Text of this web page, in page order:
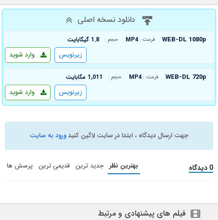
دانلود نسخه اصلی
WEB-DL 1080p فرمت : MP4 حجم : 1.8 گیگابایت
وارد شوید زیرنویس
WEB-DL 720p فرمت : MP4 حجم : 1,011 مگابایت
وارد شوید زیرنویس
جهت ارسال دیدگاه ، ابتدا در سایت لاگین کنیدورود به سایت
0 دیدگاه بهترین نظر جدید ترین قدیمی ترین پرسش ها
فیلم های پیشنهادی و مرتبط